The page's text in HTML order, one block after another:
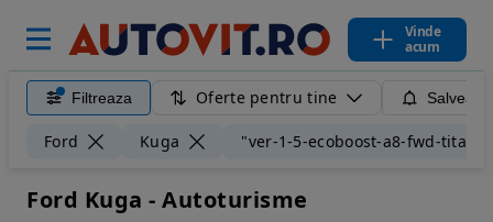
Vinde
acum
Filtreaza Oferte pentru tine
Ford Kuga "ver-1-5-ecoboost-a8-fwd-
Ford Kuga - Autoturisme